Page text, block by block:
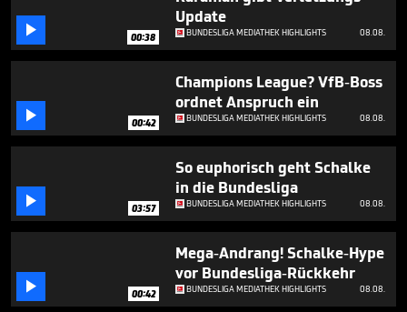
minute,
seconds
 00:38
Update
BUNDESLIGA MEDIATHEK HIGHLIGHTS 08.08.
 00:42
Champions League? VfB-Boss
ordnet Anspruch ein
BUNDESLIGA MEDIATHEK HIGHLIGHTS 08.08.
 03:57
So euphorisch geht Schalke
in die Bundesliga
BUNDESLIGA MEDIATHEK HIGHLIGHTS 08.08.
 00:42
Mega-Andrang! Schalke-Hype
vor Bundesliga-Rückkehr
BUNDESLIGA MEDIATHEK HIGHLIGHTS 08.08.